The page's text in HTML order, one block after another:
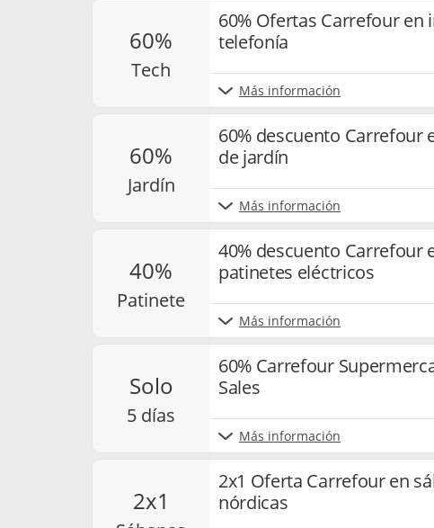
60%
tech
60% Ofertas Carrefour en
telefonía
Más información
60%
jardín
60% descuento Carrefour
de jardín
Más información
40%
patinete
40% descuento Carrefour
patinetes eléctricos
Más información
solo
5 días
60% Carrefour
Sales
Más información
2x1
2x1 Oferta Carrefour en
nórdicas